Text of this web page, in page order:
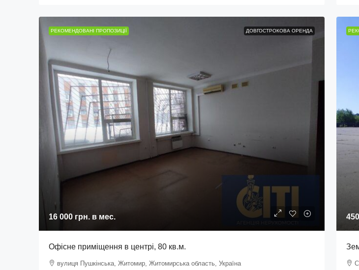
РЕКОМЕНДОВАНІ ПРОПОЗИЦІЇ ДОВГОСТРОКОВА ОРЕНДА
16 000 грн. в мес.
Офісне приміщення в центрі, 80 кв.м.
вулиця Пушкінська, Житомир, Житомирська область, Україна